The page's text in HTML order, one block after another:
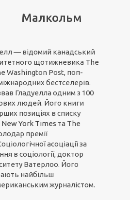
Малкольм
— відомий канадський
щотижневика The
Washington Post, поп-
бестселерів.
Гладуелла одним з 100
людей. Його книги
позиціях в списку
New York Times та The
премії
асоціації за
в соціології, доктор
Ватерлоо. Його
найбільш
журналістом.